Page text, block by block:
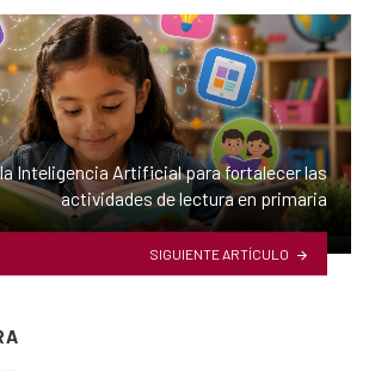
Inteligencia Artificial para fortalecer las
actividades de lectura en primaria
SIGUIENTE ARTÍCULO